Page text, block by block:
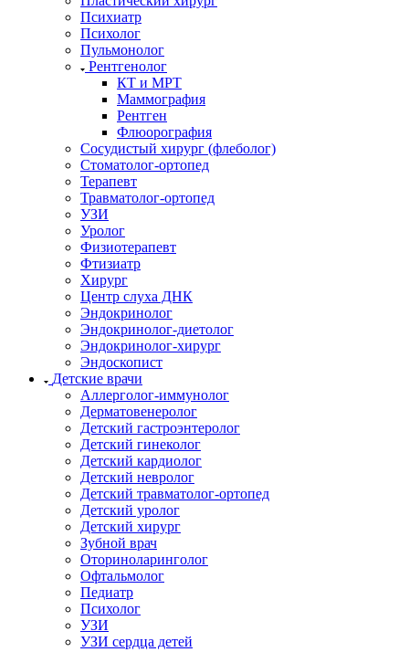
Психиатр
Психолог
Пульмонолог
Рентгенолог
КТ и МРТ
Маммография
Рентген
Флюорография
Сосудистый хирург (флеболог)
Стоматолог-ортопед
Терапевт
Травматолог-ортопед
УЗИ
Уролог
Физиотерапевт
Фтизиатр
Хирург
Центр слуха ДНК
Эндокринолог
Эндокринолог-диетолог
Эндокринолог-хирург
Эндоскопист
Детские врачи
Аллерголог-иммунолог
Дерматовенеролог
Детский гастроэнтеролог
Детский гинеколог
Детский кардиолог
Детский невролог
Детский травматолог-ортопед
Детский уролог
Детский хирург
Зубной врач
Оториноларинголог
Офтальмолог
Педиатр
Психолог
УЗИ
УЗИ сердца детей